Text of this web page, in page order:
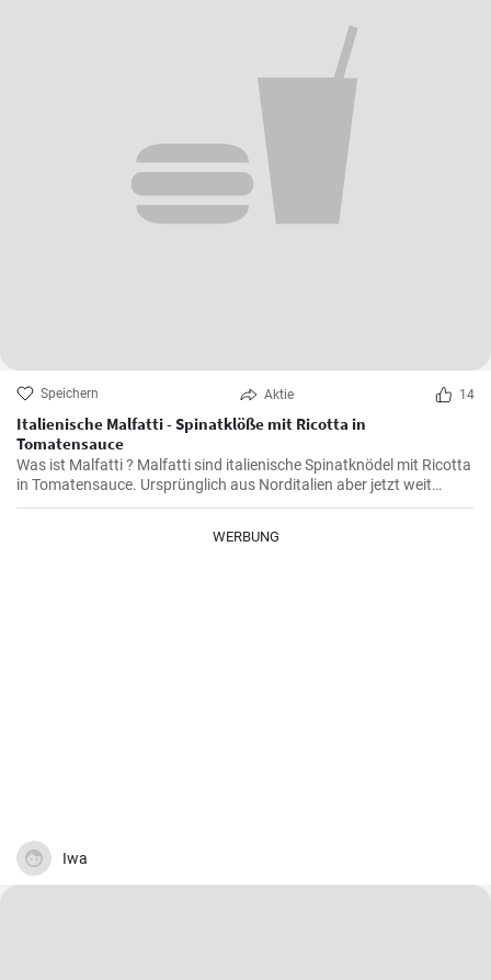
Speichern Aktie 14
Italienische Malfatti - Spinatklöße mit Ricotta in
Tomatensauce
Was ist Malfatti ? Malfatti sind italienische Spinatknödel mit Ricotta
in Tomatensauce. Ursprünglich aus Norditalien aber jetzt weit
verbreitet in ganz Italien werden die Spinat Ricotta Klöße mit
WERBUNG
Iwa